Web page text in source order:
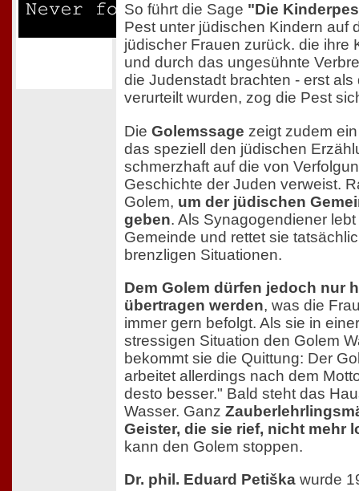
So führt die Sage "Die
Pest unter jüdischen Kindern auf
jüdischer Frauen zurück. die ihre
und durch das ungesühnte
die Judenstadt brachten - erst
verurteilt wurden, zog die Pest
Die Golemssage zeigt zudem
das speziell den jüdischen
schmerzhaft auf die von
Geschichte der Juden verweist.
Golem, um der jüdischen
geben. Als Synagogendiener
Gemeinde und rettet sie
brenzligen Situationen.
Dem Golem dürfen jedoch nur
übertragen werden, was die
immer gern befolgt. Als sie in
stressigen Situation den Golem
bekommt sie die Quittung: Der
arbeitet allerdings nach dem
desto besser." Bald steht das
Wasser. Ganz
Geister, die sie rief, nicht mehr
kann den Golem stoppen.
Dr. phil. Eduard Petiška wurde